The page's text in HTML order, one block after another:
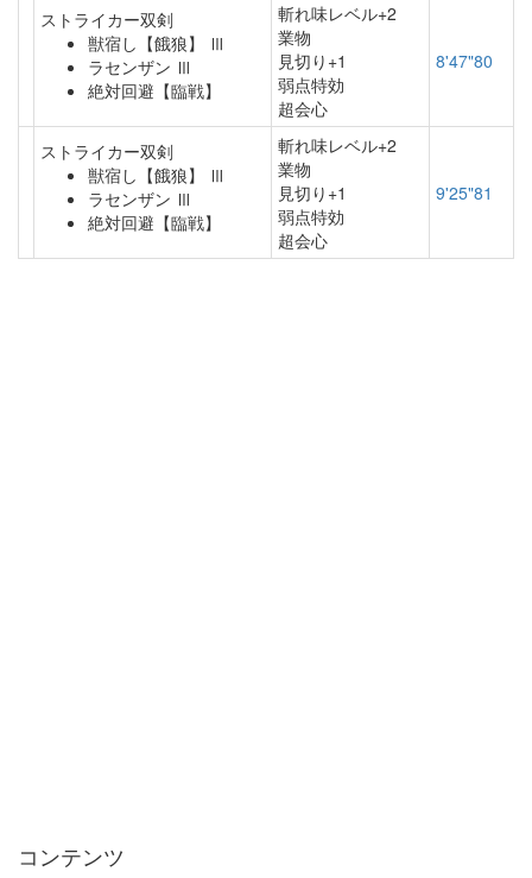
ストライカー双剣
獣宿し【餓狼】 Ⅲ
ラセンザン Ⅲ
絶対回避【臨戦】
斬れ味レベル+2
業物
見切り+1
弱点特効
超会心
8'47"80
ストライカー双剣
獣宿し【餓狼】 Ⅲ
ラセンザン Ⅲ
絶対回避【臨戦】
斬れ味レベル+2
業物
見切り+1
弱点特効
超会心
9'25"81
コンテンツ